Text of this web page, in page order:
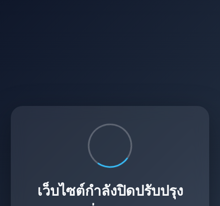
เว็บไซต์กำลังปิดปรับปรุง